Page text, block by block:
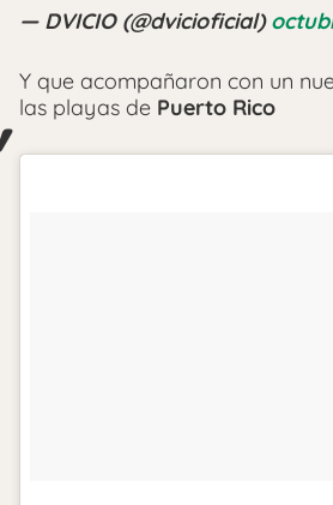
— DVICIO (@dvicioficial)
Y que acompañaron con un
las playas de Puerto Rico